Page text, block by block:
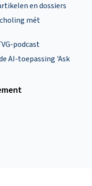
en dossiers
mét
podcast
AI-toepassing 'Ask